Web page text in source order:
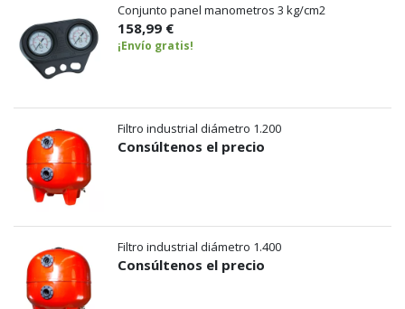
Conjunto panel manometros 3 kg/cm2
158,99 €
¡Envío gratis!
Filtro industrial diámetro 1.200
Consúltenos el precio
Filtro industrial diámetro 1.400
Consúltenos el precio